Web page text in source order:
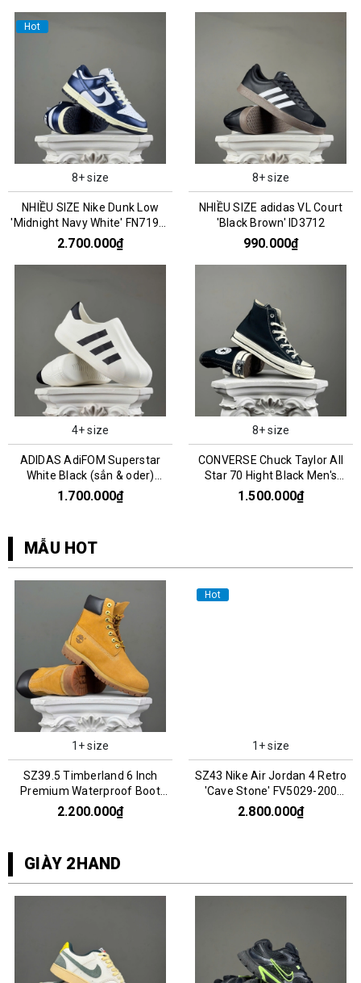
Hot
8+ size
NHIỀU SIZE Nike Dunk Low
'Midnight Navy White' FN7197-
100
2.700.000₫
8+ size
NHIỀU SIZE adidas VL Court
'Black Brown' ID3712
990.000₫
4+ size
ADIDAS AdiFOM Superstar
White Black (sẳn & oder)
HQ8750
1.700.000₫
8+ size
CONVERSE Chuck Taylor All
Star 70 Hight Black Men's
162050C
1.500.000₫
MẪU HOT
1+ size
SZ39.5 Timberland 6 Inch
Premium Waterproof Boot
'Wheat' 066969
2.200.000₫
Hot
1+ size
SZ43 Nike Air Jordan 4 Retro
'Cave Stone' FV5029-200
066960
2.800.000₫
GIÀY 2HAND